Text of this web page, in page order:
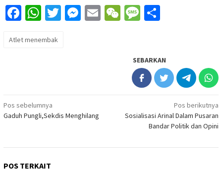
Facebook
WhatsApp
Twitter
Messenger
EmailWeChatMessage
Atlet menembak
SEBARKAN
Navigasi
pos
Pos sebelumnya
Gaduh Pungli,Sekdis Menghilang
Pos berikutnya
Sosialisasi Arinal Dalam Pusaran
Bandar Politik dan Opini
POS TERKAIT